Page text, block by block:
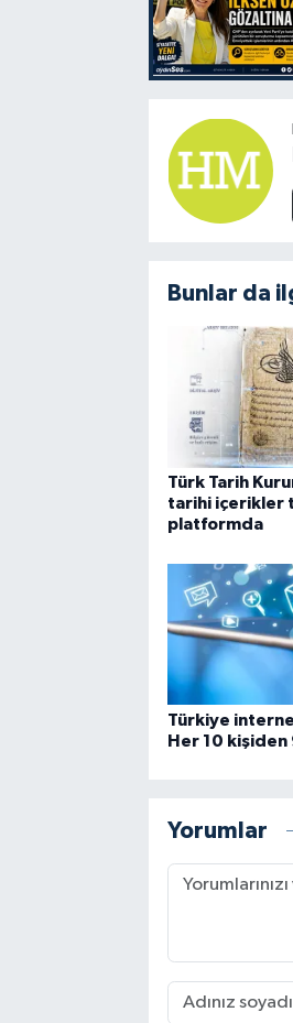
Bunlar da
Türk Tarih
tarihi içerikler
platformda
Türkiye
Her 10 kişiden
Yorumlar